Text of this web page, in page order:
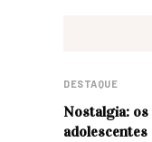
DESTAQUE
Nostalgia: os